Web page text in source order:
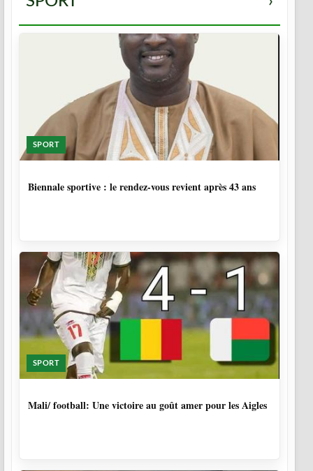
SPORT
Biennale sportive : le rendez-vous revient après 43 ans
SPORT
Mali/ football: Une victoire au goût amer pour les Aigles